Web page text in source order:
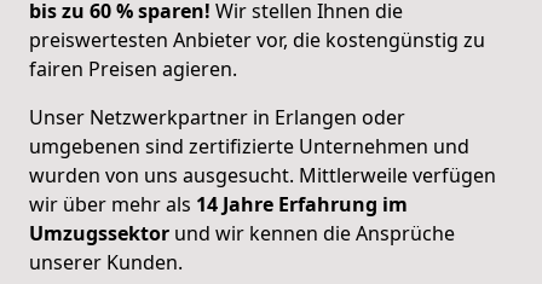
bis zu 60 % sparen! Wir stellen Ihnen die
preiswertesten Anbieter vor, die kostengünstig zu
fairen Preisen agieren.
Unser Netzwerkpartner in Erlangen oder
umgebenen sind zertifizierte Unternehmen und
wurden von uns ausgesucht. Mittlerweile verfügen
wir über mehr als 14 Jahre Erfahrung im
Umzugssektor und wir kennen die Ansprüche
unserer Kunden.